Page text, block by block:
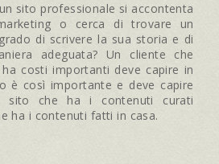
sito professionale si accontenta
o cerca di trovare un
di scrivere la sua storia e di
adeguata? Un cliente che
costi importanti deve capire in
è così importante e deve capire
sito che ha i contenuti curati
ha i contenuti fatti in casa.